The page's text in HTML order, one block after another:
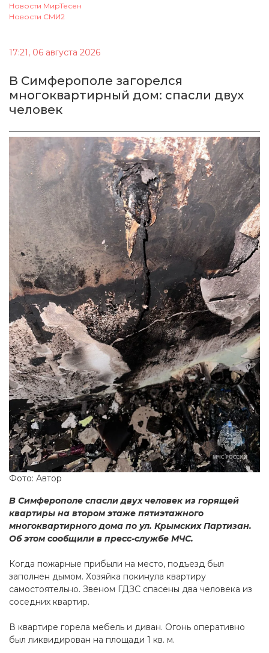
Новости МирТесен
Новости СМИ2
17:21, 06 августа 2026
В Симферополе загорелся
многоквартирный дом: спасли двух
человек
Фото: Автор
В Симферополе спасли двух человек из горящей
квартиры на втором этаже пятиэтажного
многоквартирного дома по ул. Крымских Партизан.
Об этом сообщили в пресс-службе МЧС.
Когда пожарные прибыли на место, подъезд был
заполнен дымом. Хозяйка покинула квартиру
самостоятельно. Звеном ГДЗС спасены два человека из
соседних квартир.
В квартире горела мебель и диван. Огонь оперативно
был ликвидирован на площади 1 кв. м.